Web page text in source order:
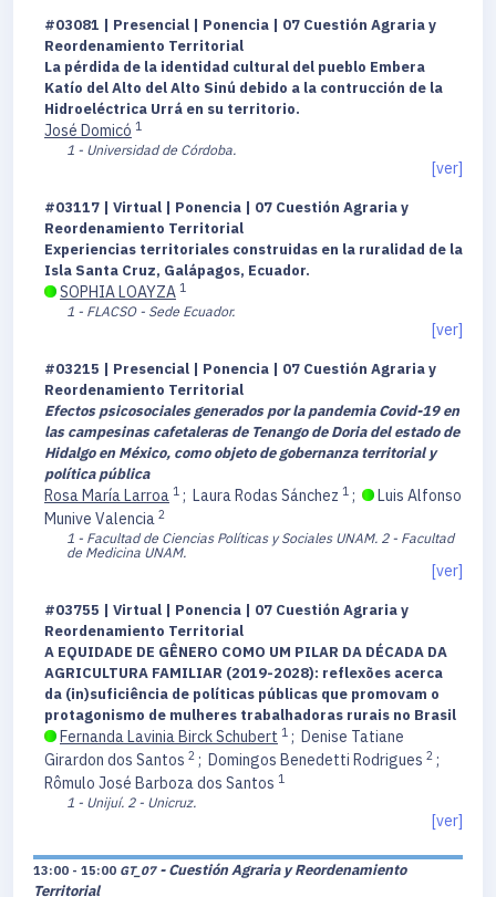
#03081 | Presencial | Ponencia | 07 Cuestión Agraria y
Reordenamiento Territorial
La pérdida de la identidad cultural del pueblo Embera
Katío del Alto del Alto Sinú debido a la contrucción de la
Hidroeléctrica Urrá en su territorio.
José Domicó 1
1 - Universidad de Córdoba.
[ver]
#03117 | Virtual | Ponencia | 07 Cuestión Agraria y
Reordenamiento Territorial
Experiencias territoriales construidas en la ruralidad de la
Isla Santa Cruz, Galápagos, Ecuador.
SOPHIA LOAYZA 1
1 - FLACSO - Sede Ecuador.
[ver]
#03215 | Presencial | Ponencia | 07 Cuestión Agraria y
Reordenamiento Territorial
Efectos psicosociales generados por la pandemia Covid-19 en
las campesinas cafetaleras de Tenango de Doria del estado de
Hidalgo en México, como objeto de gobernanza territorial y
política pública
Rosa María Larroa 1 ; Laura Rodas Sánchez 1 ;
Luis Alfonso
Munive Valencia 2
1 - Facultad de Ciencias Políticas y Sociales UNAM. 2 - Facultad
de Medicina UNAM.
[ver]
#03755 | Virtual | Ponencia | 07 Cuestión Agraria y
Reordenamiento Territorial
A EQUIDADE DE GÊNERO COMO UM PILAR DA DÉCADA DA
AGRICULTURA FAMILIAR (2019-2028): reflexões acerca
da (in)suficiência de políticas públicas que promovam o
protagonismo de mulheres trabalhadoras rurais no Brasil
Fernanda Lavinia Birck Schubert 1 ; Denise Tatiane
Girardon dos Santos 2 ; Domingos Benedetti Rodrigues 2 ;
Rômulo José Barboza dos Santos 1
1 - Unijuí. 2 - Unicruz.
[ver]
13:00 - 15:00 GT_07 - Cuestión Agraria y Reordenamiento
Territorial